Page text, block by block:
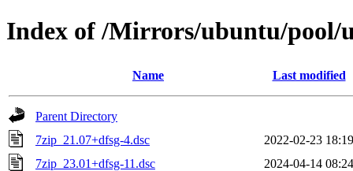
Index of /Mirrors/ubuntu/pool/
Name Last modified
Parent Directory
7zip_21.07+dfsg-4.dsc
2022-02-23 18:19
7zip_23.01+dfsg-11.dsc
2024-04-14 08:24